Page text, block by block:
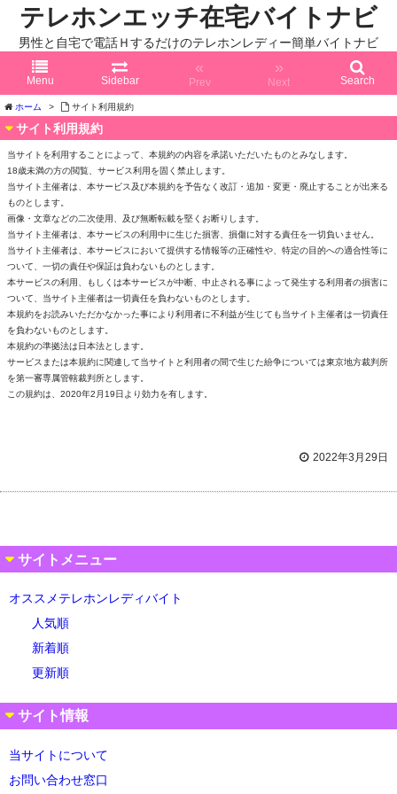
テレホンエッチ在宅バイトナビ
男性と自宅で電話Ｈするだけのテレホンレディー簡単バイトナビ
Menu Sidebar
«
Prev
»
Next Search
ホーム > サイト利用規約
サイト利用規約
当サイトを利用することによって、本規約の内容を承諾いただいたものとみなします。
18歳未満の方の閲覧、サービス利用を固く禁止します。
当サイト主催者は、本サービス及び本規約を予告なく改訂・追加・変更・廃止することが出来る
ものとします。
画像・文章などの二次使用、及び無断転載を堅くお断りします。
当サイト主催者は、本サービスの利用中に生じた損害、損傷に対する責任を一切負いません。
当サイト主催者は、本サービスにおいて提供する情報等の正確性や、特定の目的への適合性等に
ついて、一切の責任や保証は負わないものとします。
本サービスの利用、もしくは本サービスが中断、中止される事によって発生する利用者の損害に
ついて、当サイト主催者は一切責任を負わないものとします。
本規約をお読みいただかなかった事により利用者に不利益が生じても当サイト主催者は一切責任
を負わないものとします。
本規約の準拠法は日本法とします。
サービスまたは本規約に関連して当サイトと利用者の間で生じた紛争については東京地方裁判所
を第一審専属管轄裁判所とします。
この規約は、2020年2月19日より効力を有します。
2022年3月29日
サイトメニュー
オススメテレホンレディバイト
人気順
新着順
更新順
サイト情報
当サイトについて
お問い合わせ窓口